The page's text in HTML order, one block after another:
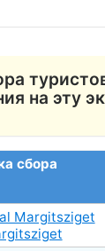
на эту
сбора
Margitsziget